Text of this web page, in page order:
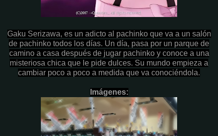
Gaku Serizawa, es un adicto al pachinko que va a un salón
de pachinko todos los días. Un día, pasa por un parque de
camino a casa después de jugar pachinko y conoce a una
misteriosa chica que le pide dulces. Su mundo empieza a
cambiar poco a poco a medida que va conociéndola.
Imágenes: